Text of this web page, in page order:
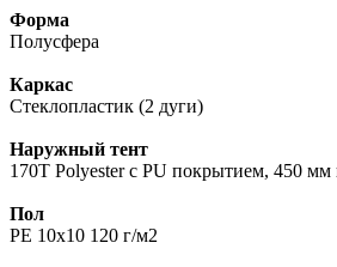
Форма
Полусфера
Каркас
Стеклопластик (2 дуги)
Наружный тент
170Т Polyester с PU покрытием, 450 мм
Пол
PE 10x10 120 г/м2